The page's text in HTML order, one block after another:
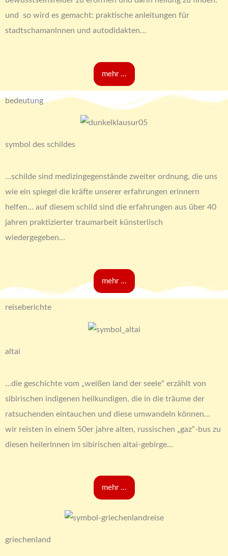
und so wird es gemacht: praktische anleitungen für
stadtschamanlnnen und autodidakten…
mehr ...
bedeutung
symbol des schildes
…schilde sind medizingegenstände zweiter ordnung, die uns
wie ein spiegel die kräfte unserer erfahrungen erinnern
helfen… auf diesem schild sind die erfahrungen aus über 40
jahren praktizierter traumarbeit künsterlisch
wiedergegeben…
mehr ...
reiseberichte
altai
…die geschichte vom „weißen land der seele“ erzählt von
sibirischen indigenen heilkundigen, die in die träume der
ratsuchenden eintauchen und diese umwandeln können…
wir reisten in einem 50er jahre alten, russischen „gaz“-bus zu
diesen heilerlnnen im sibirischen altai-gebirge…
mehr ...
griechenland